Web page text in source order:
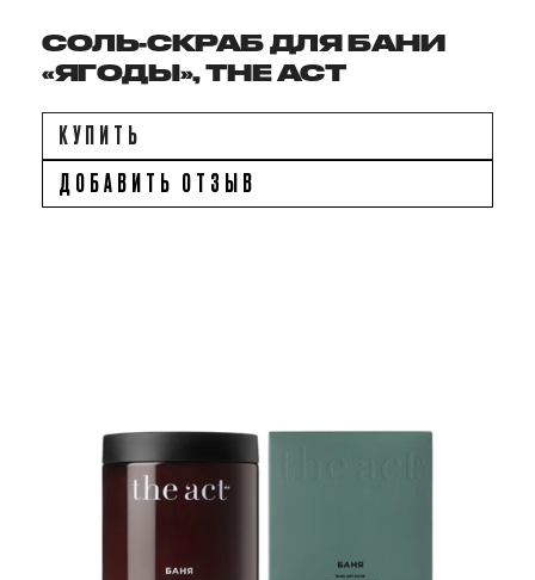
СОЛЬ-СКРАБ ДЛЯ БАНИ
«ЯГОДЫ», THE ACT
КУПИТЬ
ДОБАВИТЬ ОТЗЫВ